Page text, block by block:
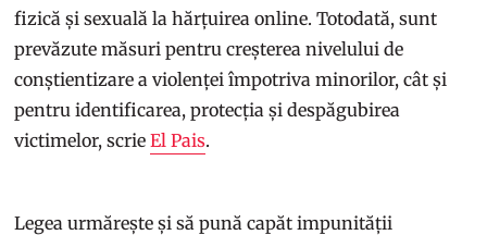
fizică și sexuală la hărțuirea online. Totodată, sunt
prevăzute măsuri pentru creșterea nivelului de
conștientizare a violenței împotriva minorilor, cât și
pentru identificarea, protecția și despăgubirea
victimelor, scrieEl Pais.
Legea urmărește și să pună capăt impunității